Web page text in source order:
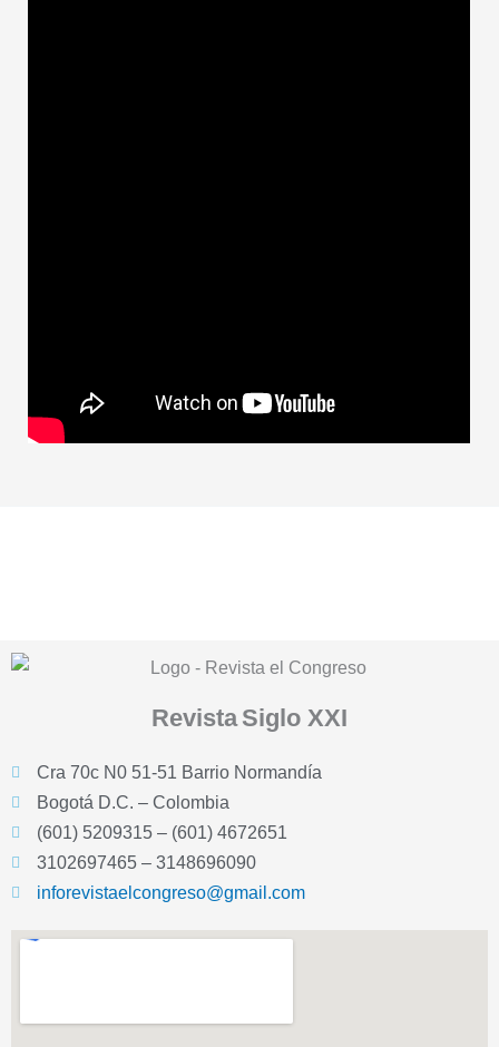
Revista Siglo XXI
Cra 70c N0 51-51 Barrio Normandía
Bogotá D.C. – Colombia
(601) 5209315 – (601) 4672651
3102697465 – 3148696090
inforevistaelcongreso@gmail.com